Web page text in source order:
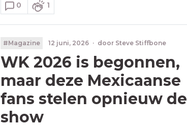
0 1
#Magazine 12 juni, 2026 · door Steve Stiffbone
WK 2026 is begonnen,
maar deze Mexicaanse
fans stelen opnieuw de
show